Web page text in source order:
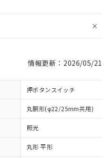
情報更新：2026/05/21
押ボタンスイッチ
丸胴形(φ22/25mm共用)
照光
丸形 平形